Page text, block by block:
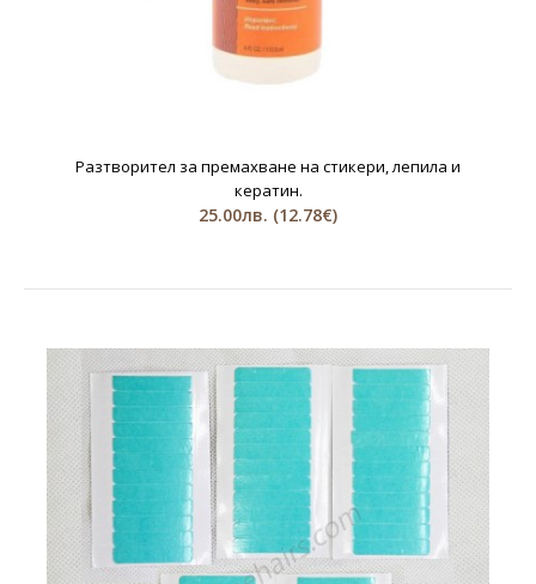
Разтворител за премахване на стикери, лепила и
кератин.
25.00лв. (12.78€)